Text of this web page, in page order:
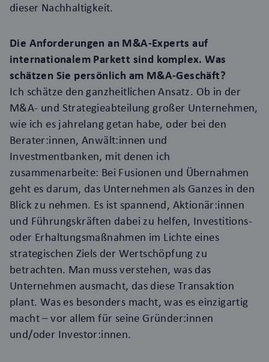
dieser Nachhaltigkeit.
Die Anforderungen an M&A-Experts auf
internationalem Parkett sind komplex. Was
schätzen Sie persönlich am M&A-Geschäft?
Ich schätze den ganzheitlichen Ansatz. Ob in der
M&A- und Strategieabteilung großer Unternehmen,
wie ich es jahrelang getan habe, oder bei den
Berater:innen, Anwält:innen und
Investmentbanken, mit denen ich
zusammenarbeite: Bei Fusionen und Übernahmen
geht es darum, das Unternehmen als Ganzes in den
Blick zu nehmen. Es ist spannend, Aktionär:innen
und Führungskräften dabei zu helfen, Investitions-
oder Erhaltungsmaßnahmen im Lichte eines
strategischen Ziels der Wertschöpfung zu
betrachten. Man muss verstehen, was das
Unternehmen ausmacht, das diese Transaktion
plant. Was es besonders macht, was es einzigartig
macht – vor allem für seine Gründer:innen
und/oder Investor:innen.